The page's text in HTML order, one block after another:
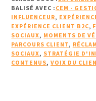
BALISÉ AVEC : CEM -
INFLUENCEUR,
EXPÉRIENCE CLIENT B2C,
SOCIAUX, MOMENTS DE
PARCOURS CLIENT,
SOCIAUX, STRATÉGIE
CONTENUS, VOIX DU